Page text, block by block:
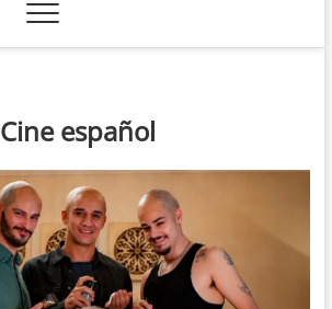
Cine español